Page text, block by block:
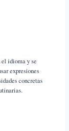
idioma y se
expresiones
concretas